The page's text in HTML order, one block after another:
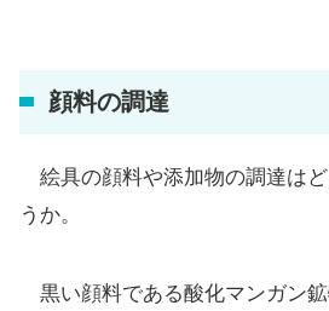
顔料の調達
絵具の顔料や添加物の調達は
うか。
黒い顔料である酸化マンガン